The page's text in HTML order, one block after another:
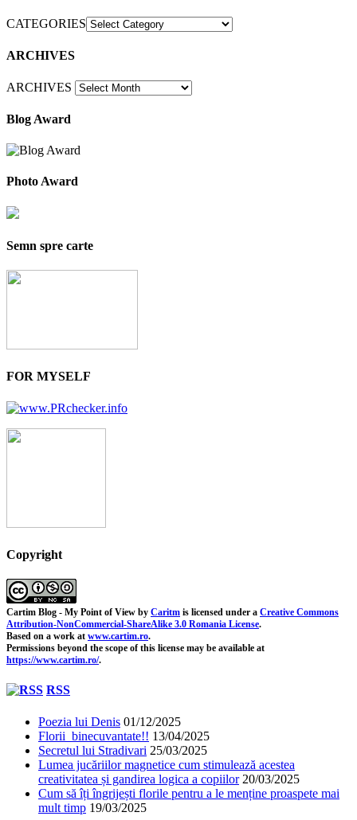
CATEGORIES
ARCHIVES
ARCHIVES
Blog Award
Photo Award
Semn spre carte
FOR MYSELF
Copyright
Cartim Blog - My Point of View by Caritm is licensed under a Creative Commons
Attribution-NonCommercial-ShareAlike 3.0 Romania License.
Based on a work at www.cartim.ro.
Permissions beyond the scope of this license may be available at
https://www.cartim.ro/.
RSS
Poezia lui Denis 01/12/2025
Florii binecuvantate!! 13/04/2025
Secretul lui Stradivari 25/03/2025
Lumea jucăriilor magnetice cum stimulează acestea
creativitatea și gandirea logica a copiilor 20/03/2025
Cum să îți îngrijești florile pentru a le menține proaspete mai
mult timp 19/03/2025